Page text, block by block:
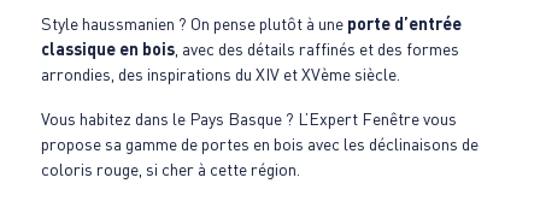
Style haussmanien ? On pense plutôt à une porte d’entrée
classique en bois, avec des détails raffinés et des formes
arrondies, des inspirations du XIV et XVème siècle.
Vous habitez dans le Pays Basque ? L’Expert Fenêtre vous
propose sa gamme de portes en bois avec les déclinaisons de
coloris rouge, si cher à cette région.